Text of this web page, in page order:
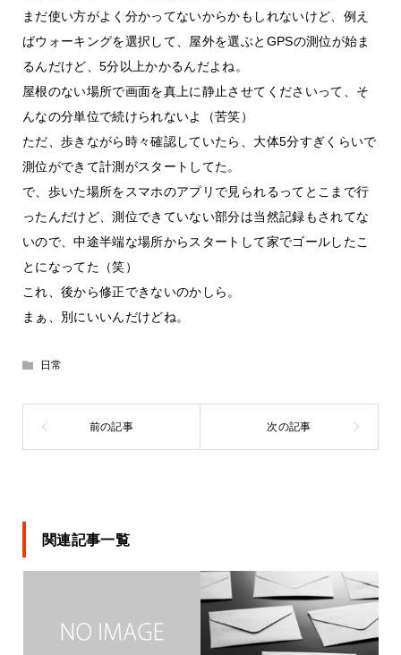
まだ使い方がよく分かってないからかもしれないけど、例え
ばウォーキングを選択して、屋外を選ぶとGPSの測位が始ま
るんだけど、5分以上かかるんだよね。
屋根のない場所で画面を真上に静止させてくださいって、そ
んなの分単位で続けられないよ（苦笑）
ただ、歩きながら時々確認していたら、大体5分すぎくらいで
測位ができて計測がスタートしてた。
で、歩いた場所をスマホのアプリで見られるってとこまで行
ったんだけど、測位できていない部分は当然記録もされてな
いので、中途半端な場所からスタートして家でゴールしたこ
とになってた（笑）
これ、後から修正できないのかしら。
まぁ、別にいいんだけどね。
日常
関連記事一覧